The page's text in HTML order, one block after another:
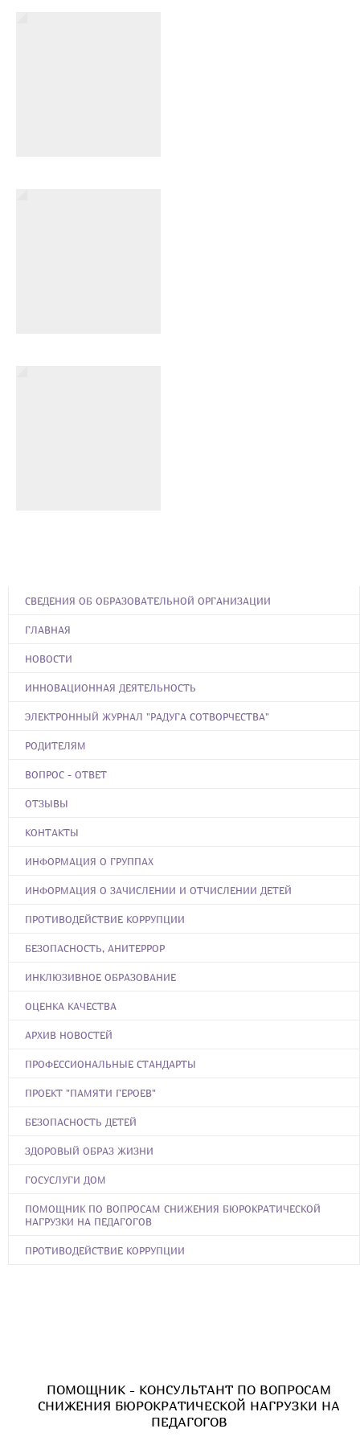
СВЕДЕНИЯ ОБ ОБРАЗОВАТЕЛЬНОЙ ОРГАНИЗАЦИИ
ГЛАВНАЯ
НОВОСТИ
ИННОВАЦИОННАЯ ДЕЯТЕЛЬНОСТЬ
ЭЛЕКТРОННЫЙ ЖУРНАЛ "РАДУГА СОТВОРЧЕСТВА"
РОДИТЕЛЯМ
ВОПРОС - ОТВЕТ
ОТЗЫВЫ
КОНТАКТЫ
ИНФОРМАЦИЯ О ГРУППАХ
ИНФОРМАЦИЯ О ЗАЧИСЛЕНИИ И ОТЧИСЛЕНИИ ДЕТЕЙ
ПРОТИВОДЕЙСТВИЕ КОРРУПЦИИ
БЕЗОПАСНОСТЬ, АНИТЕРРОР
ИНКЛЮЗИВНОЕ ОБРАЗОВАНИЕ
ОЦЕНКА КАЧЕСТВА
АРХИВ НОВОСТЕЙ
ПРОФЕССИОНАЛЬНЫЕ СТАНДАРТЫ
ПРОЕКТ "ПАМЯТИ ГЕРОЕВ"
БЕЗОПАСНОСТЬ ДЕТЕЙ
ЗДОРОВЫЙ ОБРАЗ ЖИЗНИ
ГОСУСЛУГИ ДОМ
ПОМОЩНИК ПО ВОПРОСАМ СНИЖЕНИЯ БЮРОКРАТИЧЕСКОЙ
НАГРУЗКИ НА ПЕДАГОГОВ
ПРОТИВОДЕЙСТВИЕ КОРРУПЦИИ
ПОМОЩНИК - КОНСУЛЬТАНТ ПО ВОПРОСАМ
СНИЖЕНИЯ БЮРОКРАТИЧЕСКОЙ НАГРУЗКИ НА
ПЕДАГОГОВ